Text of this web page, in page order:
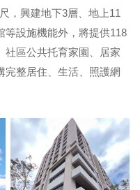
，興建地下3層、地上11
等設施機能外，將提供118
社區公共托育家園、居家
完整居住、生活、照護網